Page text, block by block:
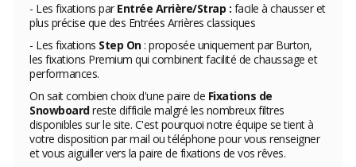
- Les fixations par Entrée Arrière/Strap : facile à chausser et
plus précise que des Entrées Arrières classiques
- Les fixations Step On: proposée uniquement par Burton,
les fixations Premium qui combinent facilité de chaussage et
performances.
On sait combien choix d'une paire de Fixations de
Snowboardreste difficile malgré les nombreux filtres
disponibles sur le site. C'est pourquoi notre équipe se tient à
votre disposition par mail ou téléphone pour vous renseigner
et vous aiguiller vers la paire de fixations de vos rêves.